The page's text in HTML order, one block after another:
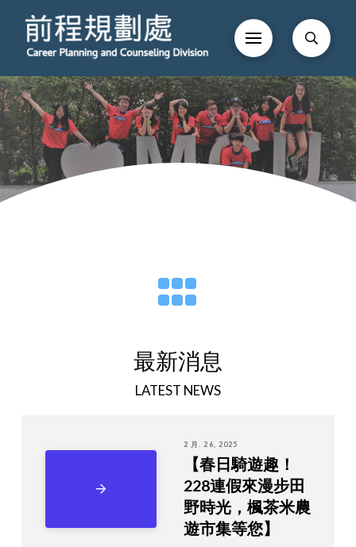
最新消息
LATEST NEWS
2 月. 26, 2025
【春日騎遊趣！
228連假來漫步田
野時光，楓茶米農
遊市集等您】